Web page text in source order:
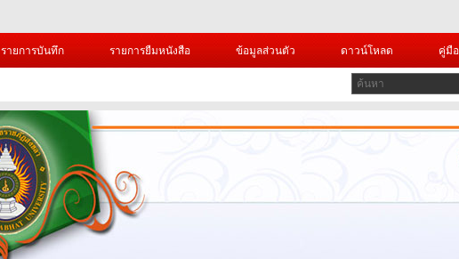
รายการบันทึก รายการยืมหนังสือ ข้อมูลส่วนตัว ดาวน์โหลด คู่มื